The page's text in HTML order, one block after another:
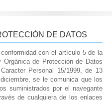
DE DATOS
conformidad con el artículo 5 de la
Orgánica de Protección de Datos
Personal 15/1999, de 13
se le comunica que los
suministrados por el navegante
de cualquiera de los enlaces